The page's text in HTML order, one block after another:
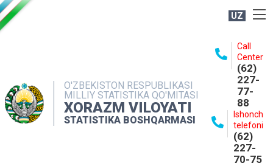
UZ
O'ZBEKISTON RESPUBLIKASI
MILLIY STATISTIKA QO'MITASI
XORAZM VILOYATI
STATISTIKA BOSHQARMASI
Call
Center
(62)
227-
77-
88
Ishonch
telefoni
(62)
227-
70-75
NASHRLAR
INTERAKTIV XIZMATLAR
MATBUOT XIZMATI